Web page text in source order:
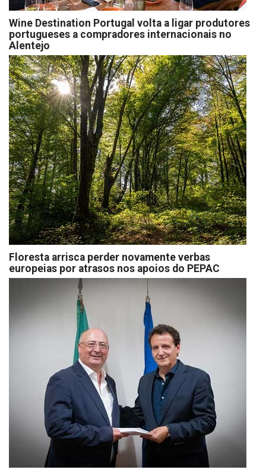
Wine Destination Portugal volta a ligar produtores
portugueses a compradores internacionais no
Alentejo
Floresta arrisca perder novamente verbas
europeias por atrasos nos apoios do PEPAC